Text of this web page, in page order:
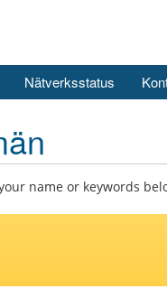
Nätverksstatus
name or keywords